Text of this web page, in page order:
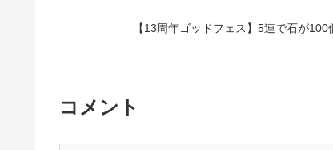
【13周年ゴッドフェス】5連で石が
コメント